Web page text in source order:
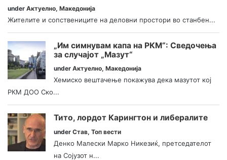
under Актуелно, Македонија
Жителите и сопствениците на деловни простори во станбен...
„Им симнувам капа на РКМ“: Сведочења
за случајот „Мазут“
under Актуелно, Македонија
Хемиско вештачење покажува дека мазутот кој
РКМ ДОО Ско...
Тито, лордот Карингтон и либералите
under Став, Топ вести
Денко Малески Марко Никезиќ, претседателот
на Сојузот н...